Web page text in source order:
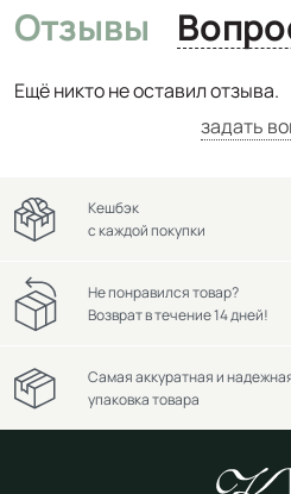
Отзывы
Ещё никто не оставил отзыва.
задать
Кешбэк
с каждой покупки
Не понравился товар?
Возврат в течение 14 дней!
Самая аккуратная и
упаковка товара